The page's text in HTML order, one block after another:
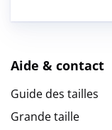
Aide & contact
Guide des tailles
Grande taille